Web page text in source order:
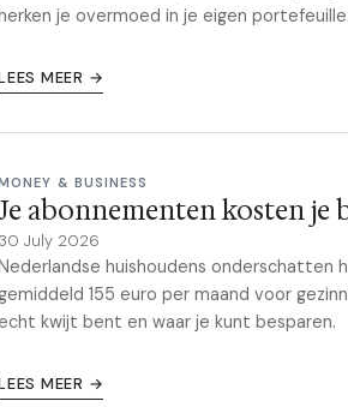
je overmoed in je eigen portefeuille.
MEER →
& BUSINESS
abonnementen kosten je
30 July 2026
huishoudens onderschatten
155 euro per maand voor
echt kwijt bent en waar je kunt besparen.
MEER →